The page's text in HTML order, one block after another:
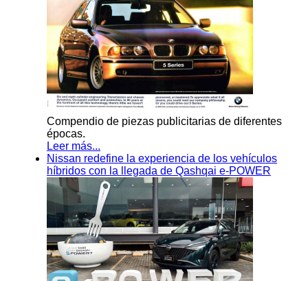
Compendio de piezas publicitarias de diferentes
épocas.
Leer más...
Nissan redefine la experiencia de los vehículos
híbridos con la llegada de Qashqai e-POWER